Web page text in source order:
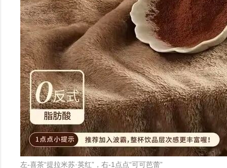
左-喜茶“提拉米苏·英红”，右-1点点“可可芭蕾”